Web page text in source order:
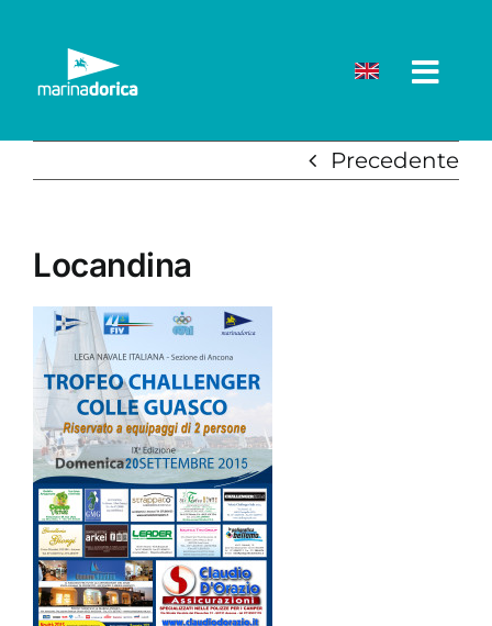
contenuto
Precedente
Locandina